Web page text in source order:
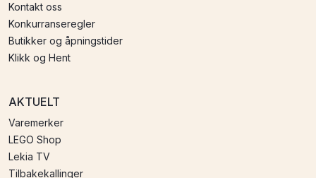
Kontakt oss
Konkurranseregler
Butikker og åpningstider
Klikk og Hent
AKTUELT
Varemerker
LEGO Shop
Lekia TV
Tilbakekallinger